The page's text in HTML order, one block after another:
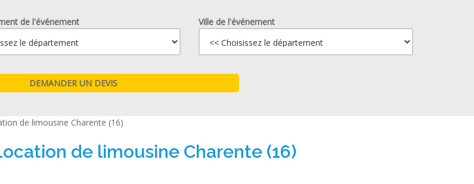
de l'événement Ville de l'événement
de limousine Charente (16)
de limousine Charente (16)